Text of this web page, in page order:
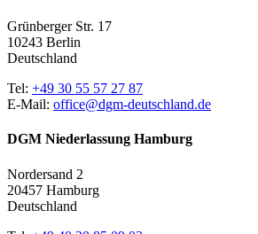
Grünberger Str. 17
10243 Berlin
Deutschland
Tel: +49 30 55 57 27 87
E-Mail: office@dgm-deutschland.de
DGM Niederlassung Hamburg
Nordersand 2
20457 Hamburg
Deutschland